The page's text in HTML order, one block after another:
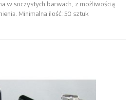
w soczystych barwach, z możliwością
Minimalna ilość: 50 sztuk